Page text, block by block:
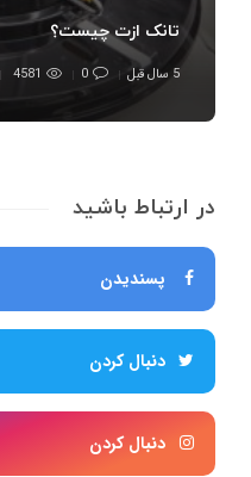
تانک ازت چیست؟
5 سال قبل 0
4581
در ارتباط باشید
پسندیدن
دنبال کردن
دنبال کردن